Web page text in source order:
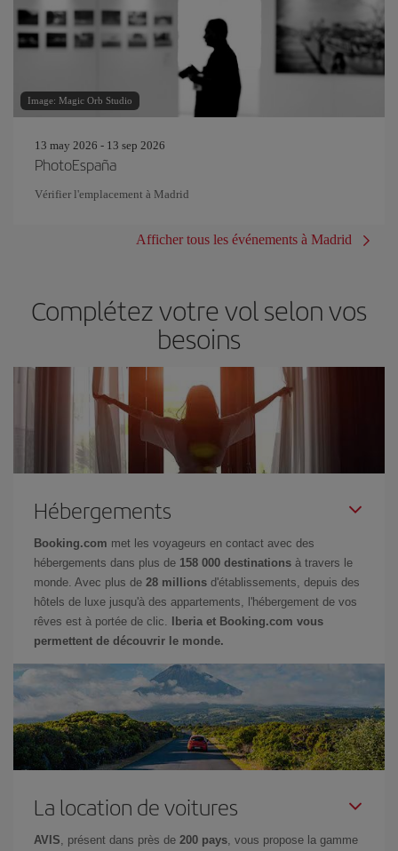
Image: Magic Orb Studio
13 may 2026 - 13 sep 2026
PhotoEspaña
Vérifier l'emplacement à Madrid
Afficher tous les événements à Madrid
Complétez votre vol selon vos
besoins
Hébergements
Booking.com met les voyageurs en contact avec des
hébergements dans plus de 158 000 destinations à travers le
monde. Avec plus de 28 millions d'établissements, depuis des
hôtels de luxe jusqu'à des appartements, l'hébergement de vos
rêves est à portée de clic.
Iberia et Booking.com vous
permettent de découvrir le monde.
La location de voitures
AVIS, présent dans près de 200 pays, vous propose la gamme